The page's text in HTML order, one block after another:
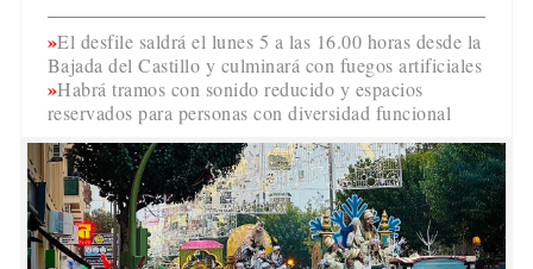
El desfile saldrá el lunes 5 a las 16.00 horas desde la
Bajada del Castillo y culminará con fuegos artificiales
Habrá tramos con sonido reducido y espacios
reservados para personas con diversidad funcional